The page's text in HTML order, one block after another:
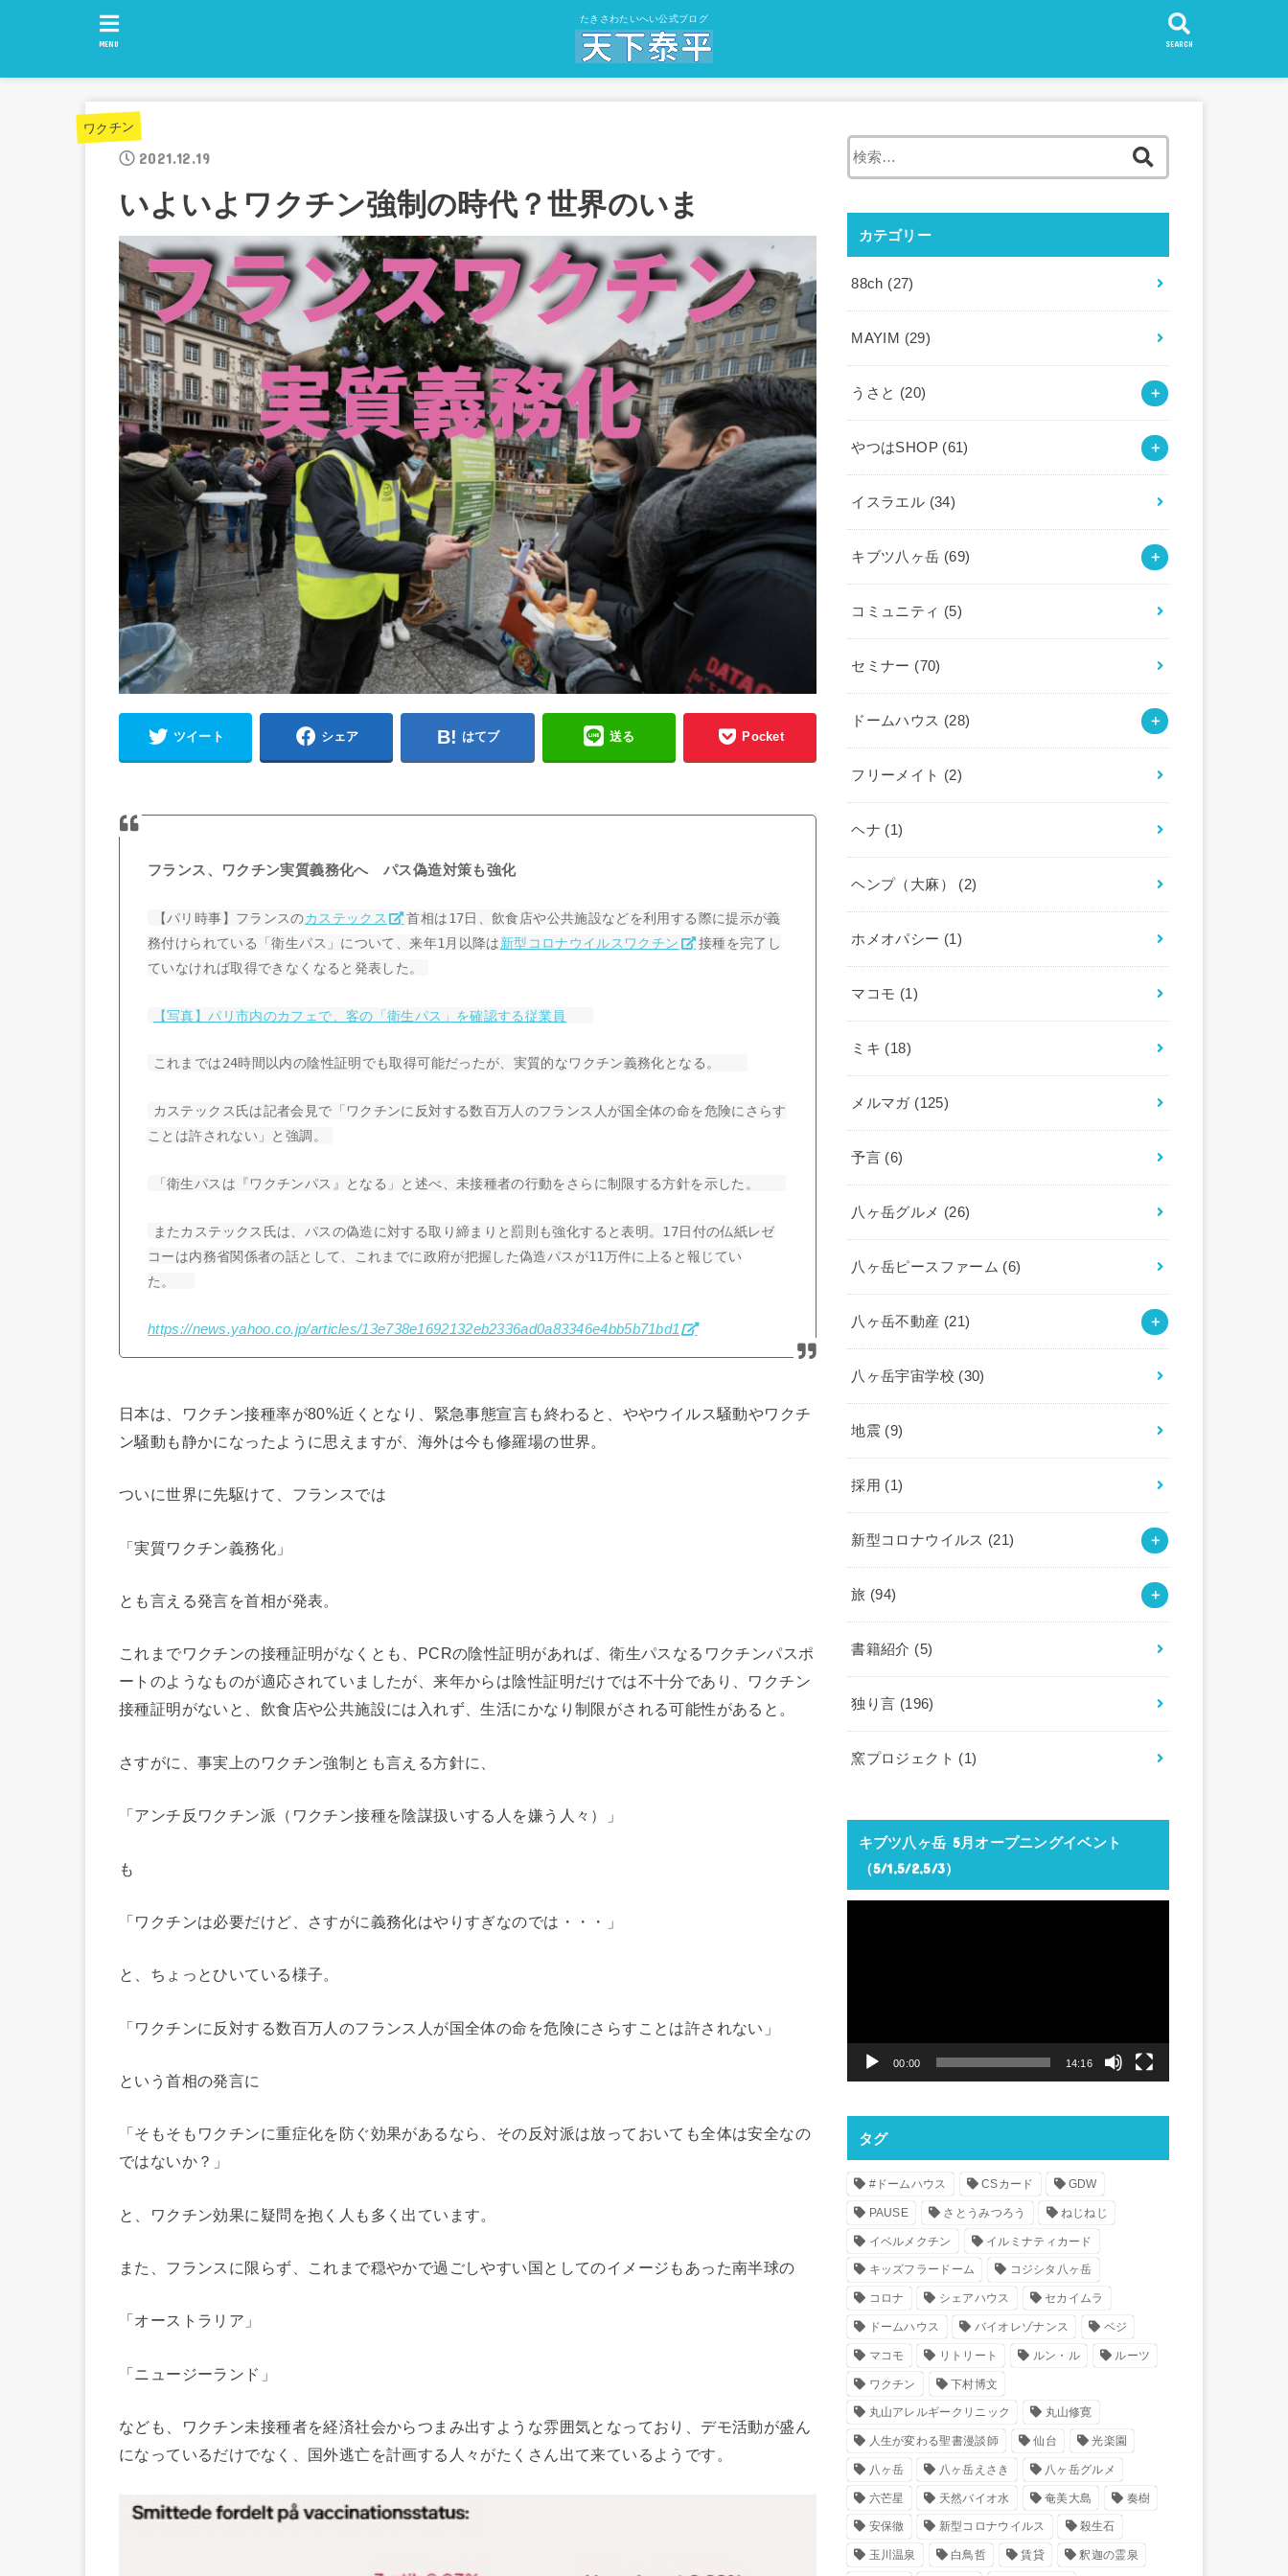
たきさわたいへい公式ブログ
SEARCH
MENU
ワクチン
2021.12.19
いよいよワクチン強制の時代？世界のいま
ツイート シェア はてブ 送る Pocket
フランス、ワクチン実質義務化へ パス偽造対策も強化
【パリ時事】フランスのカステックス
首相は17日、飲食店や公共施設などを利用する際に提示が義
務付けられている「衛生パス」について、来年1月以降は新型コロナウイルスワクチン
接種を完了し
ていなければ取得できなくなると発表した。
【写真】パリ市内のカフェで、客の「衛生パス」を確認する従業員
これまでは24時間以内の陰性証明でも取得可能だったが、実質的なワクチン義務化となる。
カステックス氏は記者会見で「ワクチンに反対する数百万人のフランス人が国全体の命を危険にさらす
ことは許されない」と強調。
「衛生パスは『ワクチンパス』となる」と述べ、未接種者の行動をさらに制限する方針を示した。
またカステックス氏は、パスの偽造に対する取り締まりと罰則も強化すると表明。17日付の仏紙レゼ
コーは内務省関係者の話として、これまでに政府が把握した偽造パスが11万件に上ると報じてい
た。
https://news.yahoo.co.jp/articles/13e738e1692132eb2336ad0a83346e4bb5b71bd1
日本は、ワクチン接種率が80%近くとなり、緊急事態宣言も終わると、ややウイルス騒動やワクチ
ン騒動も静かになったように思えますが、海外は今も修羅場の世界。
ついに世界に先駆けて、フランスでは
「実質ワクチン義務化」
とも言える発言を首相が発表。
これまでワクチンの接種証明がなくとも、PCRの陰性証明があれば、衛生パスなるワクチンパスポ
ートのようなものが適応されていましたが、来年からは陰性証明だけでは不十分であり、ワクチン
接種証明がないと、飲食店や公共施設には入れず、生活にかなり制限がされる可能性があると。
さすがに、事実上のワクチン強制とも言える方針に、
「アンチ反ワクチン派（ワクチン接種を陰謀扱いする人を嫌う人々）」
も
「ワクチンは必要だけど、さすがに義務化はやりすぎなのでは・・・」
と、ちょっとひいている様子。
「ワクチンに反対する数百万人のフランス人が国全体の命を危険にさらすことは許されない」
という首相の発言に
「そもそもワクチンに重症化を防ぐ効果があるなら、その反対派は放っておいても全体は安全なの
ではないか？」
と、ワクチン効果に疑問を抱く人も多く出ています。
また、フランスに限らず、これまで穏やかで過ごしやすい国としてのイメージもあった南半球の
「オーストラリア」
「ニュージーランド」
なども、ワクチン未接種者を経済社会からつまみ出すような雰囲気となっており、デモ活動が盛ん
になっているだけでなく、国外逃亡を計画する人々がたくさん出て来ているようです。
カテゴリー
88ch (27)
MAYIM (29)
うさと (20)
やつはSHOP (61)
イスラエル (34)
キブツ八ヶ岳 (69)
コミュニティ (5)
セミナー (70)
ドームハウス (28)
フリーメイト (2)
ヘナ (1)
ヘンプ（大麻） (2)
ホメオパシー (1)
マコモ (1)
ミキ (18)
メルマガ (125)
予言 (6)
八ヶ岳グルメ (26)
八ヶ岳ピースファーム (6)
八ヶ岳不動産 (21)
八ヶ岳宇宙学校 (30)
地震 (9)
採用 (1)
新型コロナウイルス (21)
旅 (94)
書籍紹介 (5)
独り言 (196)
窯プロジェクト (1)
キブツ八ヶ岳 5月オープニングイベント
（5/1,5/2,5/3）
ヤ
00:00 14:16
タグ
#ドームハウス CSカード GDW
PAUSE さとうみつろう ねじねじ
イベルメクチン イルミナティカード
キッズフラードーム コジシタ八ヶ岳
コロナ シェアハウス セカイムラ
ドームハウス バイオレゾナンス ベジ
マコモ リトリート ルン・ル ルーツ
ワクチン 下村博文
丸山アレルギークリニック 丸山修寛
人生が変わる聖書漫談師 仙台 光楽園
八ヶ岳 八ヶ岳えさき 八ヶ岳グルメ
六芒星 天然バイオ水 奄美大島 奏樹
安保徹 新型コロナウイルス 殺生石
玉川温泉 白鳥哲 賃貸 釈迦の霊泉